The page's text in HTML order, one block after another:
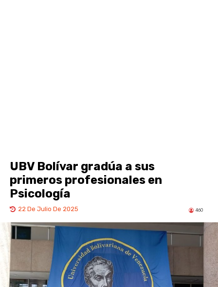
UBV Bolívar gradúa a sus
primeros profesionales en
Psicología
22 De Julio De 2025 460